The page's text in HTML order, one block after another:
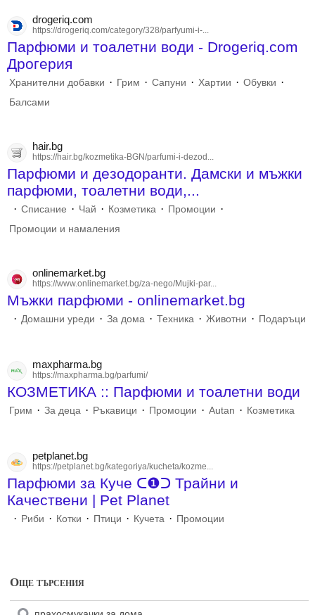
drogeriq.com
https://drogeriq.com/category/328/parfyumi-i-...
Парфюми и тоалетни води - Drogeriq.com
Дрогерия
Хранителни добавки · Грим · Сапуни · Хартии · Обувки ·
Балсами
hair.bg
https://hair.bg/kozmetika-BGN/parfumi-i-dezod...
Парфюми и дезодоранти. Дамски и мъжки
парфюми, тоалетни води,...
· Списание · Чай · Козметика · Промоции ·
Промоции и намаления
onlinemarket.bg
https://www.onlinemarket.bg/za-nego/Mujki-par...
Мъжки парфюми - onlinemarket.bg
· Домашни уреди · За дома · Техника · Животни · Подаръци
maxpharma.bg
https://maxpharma.bg/parfumi/
КОЗМЕТИКА :: Парфюми и тоалетни води
Грим · За деца · Ръкавици · Промоции · Autan · Козметика
petplanet.bg
https://petplanet.bg/kategoriya/kucheta/kozme...
Парфюми за Куче ᑕ❶ᑐ Трайни и
Качествени | Pet Planet
· Риби · Котки · Птици · Кучета · Промоции
Още търсения